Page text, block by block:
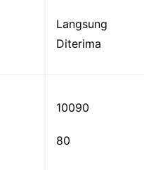
Langsung
Diterima
10090
80